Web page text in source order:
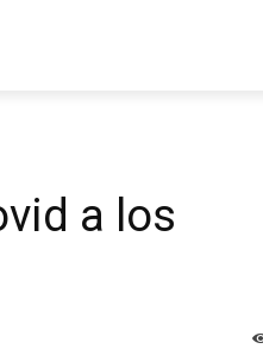
a los